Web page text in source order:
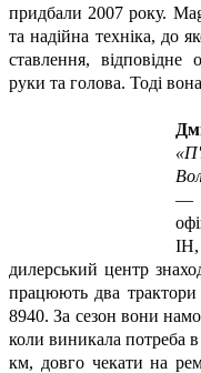
придбали 2007 року.
та надійна техніка, до
ставлення,
руки та голова. Тоді
—
дилерський центр
працюють два
8940. За сезон вони
коли виникала потреба в
км, довго чекати на